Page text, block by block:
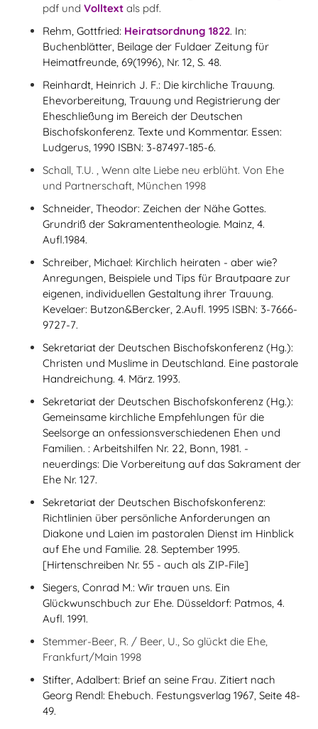
pdf und Volltext als pdf.
Rehm, Gottfried: Heiratsordnung 1822. In:
Buchenblätter, Beilage der Fuldaer Zeitung für
Heimatfreunde, 69(1996), Nr. 12, S. 48.
Reinhardt, Heinrich J. F.: Die kirchliche Trauung.
Ehevorbereitung, Trauung und Registrierung der
Eheschließung im Bereich der Deutschen
Bischofskonferenz. Texte und Kommentar. Essen:
Ludgerus, 1990 ISBN: 3-87497-185-6.
Schall, T.U. , Wenn alte Liebe neu erblüht. Von Ehe
und Partnerschaft, München 1998
Schneider, Theodor: Zeichen der Nähe Gottes.
Grundriß der Sakramententheologie. Mainz, 4.
Aufl.1984.
Schreiber, Michael: Kirchlich heiraten - aber wie?
Anregungen, Beispiele und Tips für Brautpaare zur
eigenen, individuellen Gestaltung ihrer Trauung.
Kevelaer: Butzon&Bercker, 2.Aufl. 1995 ISBN: 3-7666-
9727-7.
Sekretariat der Deutschen Bischofskonferenz (Hg.):
Christen und Muslime in Deutschland. Eine pastorale
Handreichung. 4. März. 1993.
Sekretariat der Deutschen Bischofskonferenz (Hg.):
Gemeinsame kirchliche Empfehlungen für die
Seelsorge an onfessionsverschiedenen Ehen und
Familien. : Arbeitshilfen Nr. 22, Bonn, 1981. -
neuerdings: Die Vorbereitung auf das Sakrament der
Ehe Nr. 127.
Sekretariat der Deutschen Bischofskonferenz:
Richtlinien über persönliche Anforderungen an
Diakone und Laien im pastoralen Dienst im Hinblick
auf Ehe und Familie. 28. September 1995.
[Hirtenschreiben Nr. 55 - auch als ZIP-File]
Siegers, Conrad M.: Wir trauen uns. Ein
Glückwunschbuch zur Ehe. Düsseldorf: Patmos, 4.
Aufl. 1991.
Stemmer-Beer, R. / Beer, U., So glückt die Ehe,
Frankfurt/Main 1998
Stifter, Adalbert: Brief an seine Frau. Zitiert nach
Georg Rendl: Ehebuch. Festungsverlag 1967, Seite 48-
49.